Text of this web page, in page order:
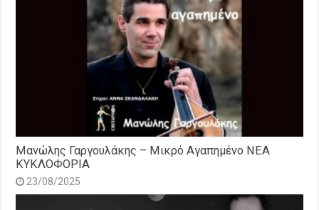
Μανώλης Γαργουλάκης – Μικρό Αγαπημένο NEΑ
ΚΥΚΛΟΦΟΡΙΑ
23/08/2025